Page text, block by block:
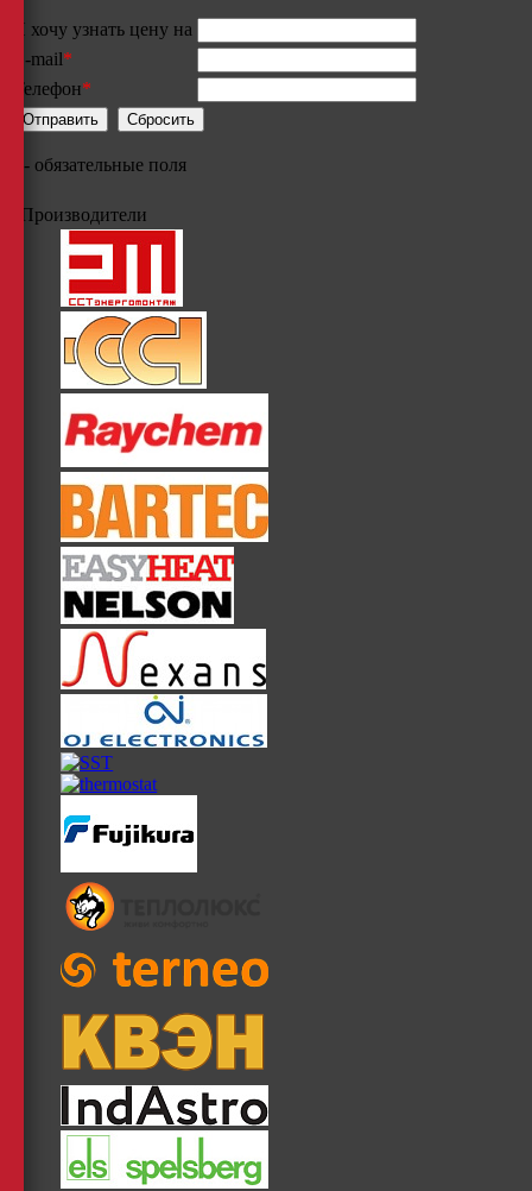
Я хочу узнать цену на
E-mail*
Телефон*
- обязательные поля
Производители